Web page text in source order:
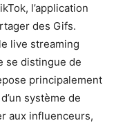
l’application
des Gifs.
live streaming
se distingue de
principalement
système de
aux influenceurs,